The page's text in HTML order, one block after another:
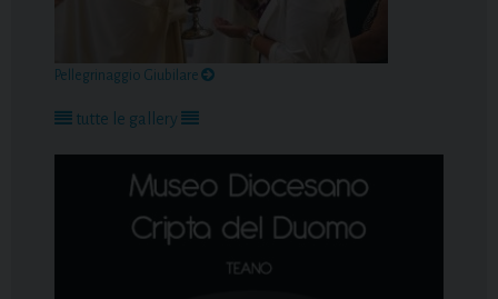
Pellegrinaggio Giubilare
tutte le gallery